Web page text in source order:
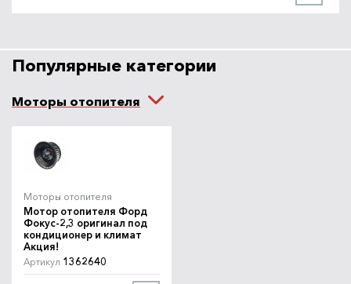
Популярные категории
Моторы отопителя
Моторы отопителя
Мотор отопителя Форд
Фокус-2,3 оригинал под
кондиционер и климат
Акция!
Артикул 1362640